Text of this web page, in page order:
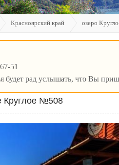
Красноярский край озеро
51
будет рад услышать, что Вы
Круглое №508